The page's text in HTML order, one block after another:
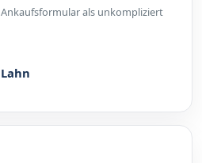
als unkompliziert